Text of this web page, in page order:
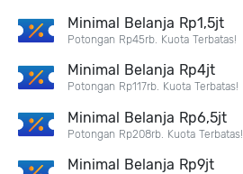
Minimal Belanja Rp1,5jt
Potongan Rp45rb. Kuota Terbatas!
Minimal Belanja Rp4jt
Potongan Rp117rb. Kuota Terbatas!
Minimal Belanja Rp6,5jt
Potongan Rp208rb. Kuota Terbatas!
Minimal Belanja Rp9jt